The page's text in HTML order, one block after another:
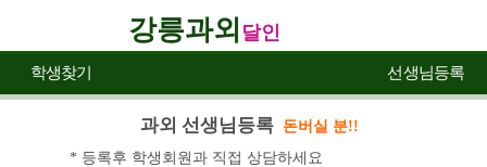
강릉과외 달인
학생찾기 선생님등록
과외 선생님등록 돈버실 분!!
* 등록후 학생회원과 직접 상담하세요